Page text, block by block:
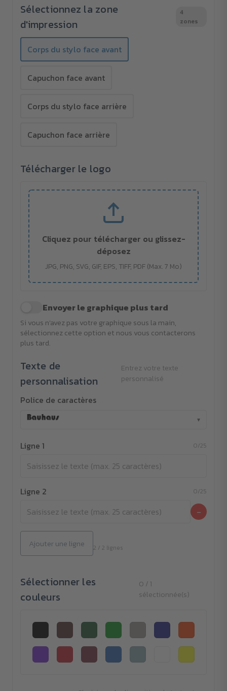
impression
monochrome
impression
monochrome
Sélectionnez la zone
d'impression
4
zones
Corps du stylo face avant
Capuchon face avant
Corps du stylo face arrière
Capuchon face arrière
Télécharger le logo
Cliquez pour télécharger ou glissez-
déposez
JPG, PNG, SVG, GIF, EPS, TIFF, PDF (Max. 7 Mo)
Envoyer le graphique plus tard
Si vous n'avez pas votre graphique sous la main,
sélectionnez cette option et nous vous contacterons
plus tard.
Texte de
personnalisation
Entrez votre texte
personnalisé
Police de caractères
▾
Ligne 1 0/25
Ligne 2 0/25
−
Ajouter une ligne 2 / 2 lignes
Sélectionner les
couleurs
0 / 1
sélectionnée(s)